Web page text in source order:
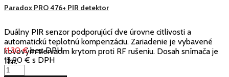
Paradox PRO 476+ PIR detektor
Duálny PIR senzor podporujúcí dve úrovne citlivosti a
automatickú teplotnú kompenzáciu. Zariadenie je vybavené
kovovým tieniacim krytom proti RF rušeniu. Dosah snímača je
11m.
11,30 € bez DPH
13,90 € s DPH